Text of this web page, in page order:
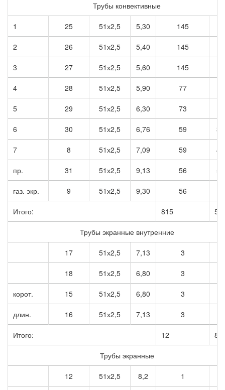
Трубы конвективные
1 25 51х2,5 5,30 145
2 26 51х2,5 5,40 145
3 27 51х2,5 5,60 145
4 28 51х2,5 5,90 77
5 29 51х2,5 6,30 73
6 30 51х2,5 6,76 59
7 8 51х2,5 7,09 59
пр. 31 51х2,5 9,13 56
газ. экр. 9 51х2,5 9,30 56
Итого: 815
Трубы экранные внутренние
17 51х2,5 7,13 3
18 51х2,5 6,80 3
корот. 15 51х2,5 6,80 3
длин. 16 51х2,5 7,13 3
Итого: 12
Трубы экранные
12 51х2,5 8,2 1